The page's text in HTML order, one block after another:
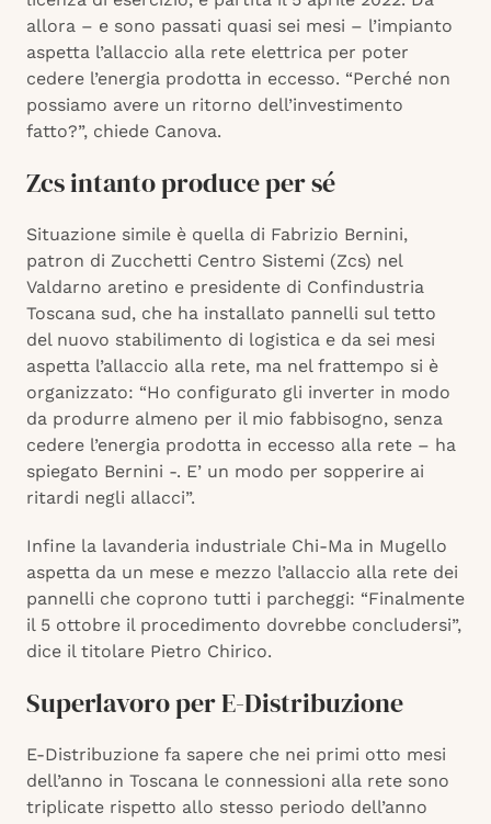
allora – e sono passati quasi sei mesi – l’impianto
aspetta l’allaccio alla rete elettrica per poter
cedere l’energia prodotta in eccesso. “Perché non
possiamo avere un ritorno dell’investimento
fatto?”, chiede Canova.
Zcs intanto produce per sé
Situazione simile è quella di Fabrizio Bernini,
patron di Zucchetti Centro Sistemi (Zcs) nel
Valdarno aretino e presidente di Confindustria
Toscana sud, che ha installato pannelli sul tetto
del nuovo stabilimento di logistica e da sei mesi
aspetta l’allaccio alla rete, ma nel frattempo si è
organizzato: “Ho configurato gli inverter in modo
da produrre almeno per il mio fabbisogno, senza
cedere l’energia prodotta in eccesso alla rete – ha
spiegato Bernini -. E’ un modo per sopperire ai
ritardi negli allacci”.
Infine la lavanderia industriale Chi-Ma in Mugello
aspetta da un mese e mezzo l’allaccio alla rete dei
pannelli che coprono tutti i parcheggi: “Finalmente
il 5 ottobre il procedimento dovrebbe concludersi”,
dice il titolare Pietro Chirico.
Superlavoro per E-Distribuzione
E-Distribuzione fa sapere che nei primi otto mesi
dell’anno in Toscana le connessioni alla rete sono
triplicate rispetto allo stesso periodo dell’anno